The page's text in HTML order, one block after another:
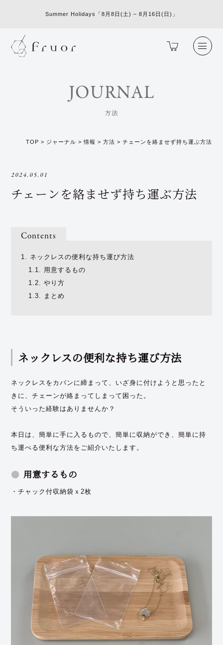
Summer Holidays「8月8日(土) – 8月16日(日)」
JOURNAL
方法
TOP > ジャーナル >情報 > 方法 > チェーンを絡ませず持ち運ぶ方法
2024.05.01
チェーンを絡ませず持ち運ぶ方法
Contents
1.
ネックレスの便利な持ち運び方法
1.1.
用意するもの
1.2.
やり方
1.3.
まとめ
ネックレスの便利な持ち運び方法
ネックレスをカバンに締まって、いざ身に付けようと思ったと
きに、チェーンが絡まってしまって困った。
そういった経験はありませんか？
本日は、簡単に手に入るもので、簡単に収納ができ、簡単に持
ち運べる便利な方法をご紹介いたします。
用意するもの
・チャック付収納袋ｘ2枚